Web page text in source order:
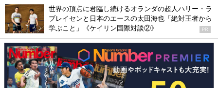
世界の頂点に君臨し続けるオランダの超人ハリー・ラ
ブレイセンと日本のエースの太田海也「絶対王者から
学ぶこと」《ケイリン国際対談②》
PR